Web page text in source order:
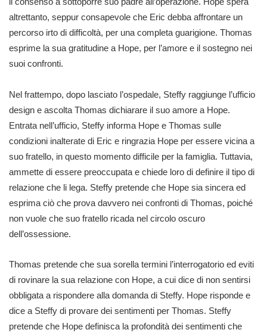
altrettanto, seppur consapevole che Eric debba affrontare un
percorso irto di difficoltà, per una completa guarigione. Thomas
esprime la sua gratitudine a Hope, per l’amore e il sostegno nei
suoi confronti.
Nel frattempo, dopo lasciato l’ospedale, Steffy raggiunge l’ufficio
design e ascolta Thomas dichiarare il suo amore a Hope.
Entrata nell’ufficio, Steffy informa Hope e Thomas sulle
condizioni inalterate di Eric e ringrazia Hope per essere vicina a
suo fratello, in questo momento difficile per la famiglia. Tuttavia,
ammette di essere preoccupata e chiede loro di definire il tipo di
relazione che li lega. Steffy pretende che Hope sia sincera ed
esprima ciò che prova davvero nei confronti di Thomas, poiché
non vuole che suo fratello ricada nel circolo oscuro
dell’ossessione.
Thomas pretende che sua sorella termini l’interrogatorio ed eviti
di rovinare la sua relazione con Hope, a cui dice di non sentirsi
obbligata a rispondere alla domanda di Steffy. Hope risponde e
dice a Steffy di provare dei sentimenti per Thomas. Steffy
pretende che Hope definisca la profondità dei sentimenti che